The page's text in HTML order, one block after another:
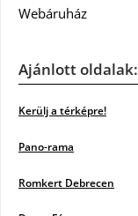
Webáruház
Ajánlott oldalak:
Kerülj a térképre!
Pano-rama
Romkert Debrecen